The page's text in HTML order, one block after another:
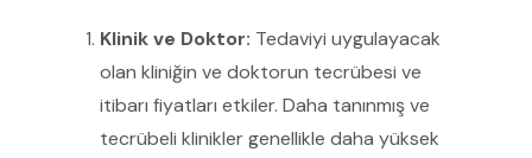
Klinik ve Doktor: Tedaviyi uygulayacak
olan kliniğin ve doktorun tecrübesi ve
itibarı fiyatları etkiler. Daha tanınmış ve
tecrübeli klinikler genellikle daha yüksek